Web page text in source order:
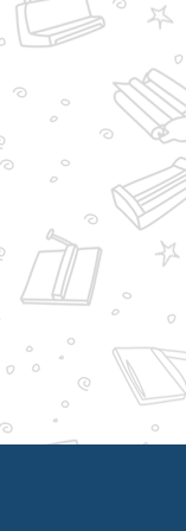
Мастер-
KS B4, S-3276